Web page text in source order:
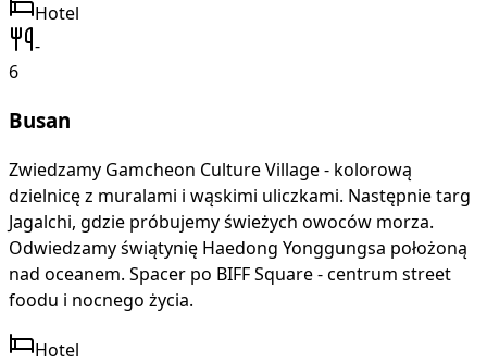
Hotel
-
6
Busan
Zwiedzamy Gamcheon Culture Village - kolorową
dzielnicę z muralami i wąskimi uliczkami. Następnie targ
Jagalchi, gdzie próbujemy świeżych owoców morza.
Odwiedzamy świątynię Haedong Yonggungsa położoną
nad oceanem. Spacer po BIFF Square - centrum street
foodu i nocnego życia.
Hotel